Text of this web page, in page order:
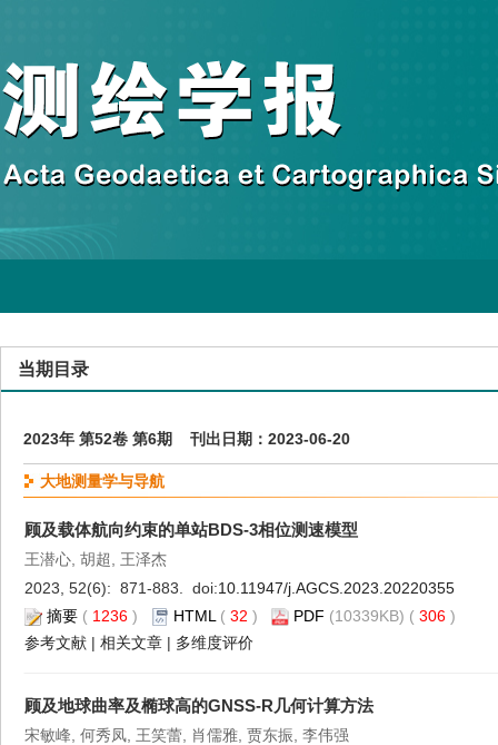
当期目录
2023年 第52卷 第6期 刊出日期：2023-06-20
大地测量学与导航
顾及载体航向约束的单站BDS-3相位测速模型
王潜心, 胡超, 王泽杰
2023, 52(6): 871-883. doi:10.11947/j.AGCS.2023.20220355
摘要 ( 1236 ) HTML ( 32 ) PDF (10339KB) ( 306 )
参考文献 | 相关文章 | 多维度评价
顾及地球曲率及椭球高的GNSS-R几何计算方法
宋敏峰, 何秀凤, 王笑蕾, 肖儒雅, 贾东振, 李伟强